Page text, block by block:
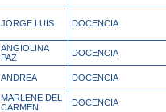
JORGE LUIS DOCENCIA
ANGIOLINA
PAZ
DOCENCIA
ANDREA DOCENCIA
MARLENE DEL
CARMEN
DOCENCIA